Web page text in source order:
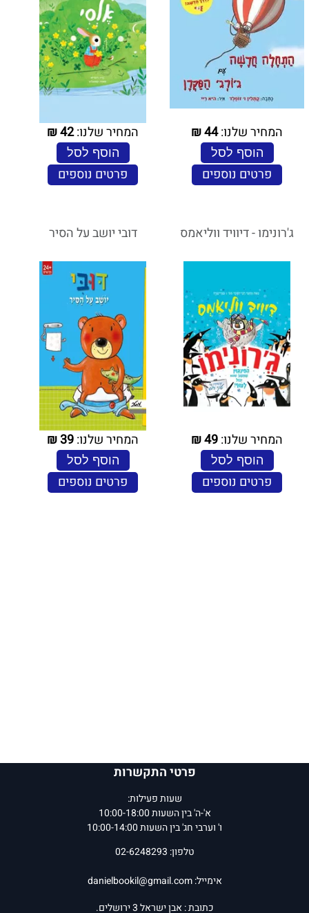
המחיר שלנו:44
₪
הוסף לסל
פרטים נוספים
המחיר שלנו:42
₪
הוסף לסל
פרטים נוספים
ג'רונימו - דיוויד‏ ווליאמס
המחיר שלנו:49
₪
הוסף לסל
פרטים נוספים
דובי יושב על הסיר
המחיר שלנו:39
₪
הוסף לסל
פרטים נוספים
פרטי התקשרות
שעות פעילות:
א'-ה' בין השעות 10:00-18:00
ו' וערבי חג' בין השעות 10:00-14:00
טלפון: 02-6248293
אימייל:danielbookil@gmail.com
כתובת : אבן ישראל 3 ירושלים.